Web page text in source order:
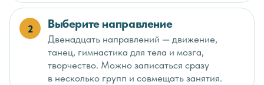
2 Выберите направление
Двенадцать направлений — движение,
танец, гимнастика для тела и мозга,
творчество. Можно записаться сразу
в несколько групп и совмещать занятия.